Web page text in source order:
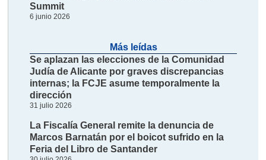
Summit
6 junio 2026
Más leídas
Se aplazan las elecciones de la Comunidad
Judía de Alicante por graves discrepancias
internas; la FCJE asume temporalmente la
dirección
31 julio 2026
La Fiscalía General remite la denuncia de
Marcos Barnatán por el boicot sufrido en la
Feria del Libro de Santander